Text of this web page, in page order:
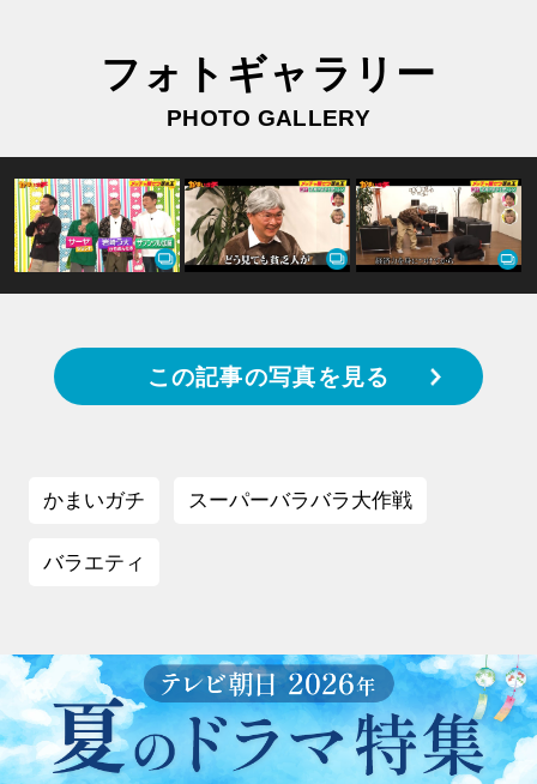
フォトギャラリー
PHOTO GALLERY
この記事の写真を見る
かまいガチ スーパーバラバラ大作戦
バラエティ